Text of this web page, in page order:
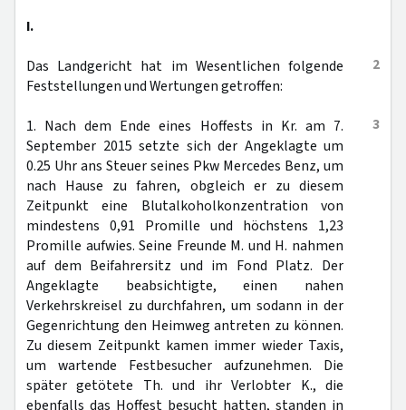
I.
2
Das Landgericht hat im Wesentlichen folgende
Feststellungen und Wertungen getroffen:
3
1. Nach dem Ende eines Hoffests in Kr. am 7.
September 2015 setzte sich der Angeklagte um
0.25 Uhr ans Steuer seines Pkw Mercedes Benz, um
nach Hause zu fahren, obgleich er zu diesem
Zeitpunkt eine Blutalkoholkonzentration von
mindestens 0,91 Promille und höchstens 1,23
Promille aufwies. Seine Freunde M. und H. nahmen
auf dem Beifahrersitz und im Fond Platz. Der
Angeklagte beabsichtigte, einen nahen
Verkehrskreisel zu durchfahren, um sodann in der
Gegenrichtung den Heimweg antreten zu können.
Zu diesem Zeitpunkt kamen immer wieder Taxis,
um wartende Festbesucher aufzunehmen. Die
später getötete Th. und ihr Verlobter K., die
ebenfalls das Hoffest besucht hatten, standen in